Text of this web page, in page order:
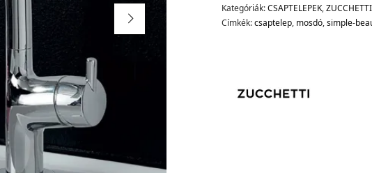
Kategóriák:CSAPTELEPEK,ZUCCHETTI
Címkék:csaptelep, mosdó,simple-
rights reserved.